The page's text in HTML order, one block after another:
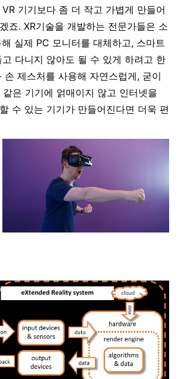
기기보다 좀 더 작고 가볍게 만들어
죠. XR기술을 개발하는 전문가들은 소
실제 PC 모니터를 대체하고, 스마트
다니지 않아도 될 수 있게 하려고 한
손 제스처를 사용해 자연스럽게, 굳이
은 기기에 얽매이지 않고 인터넷을
수 있는 기기가 만들어진다면 더욱 편